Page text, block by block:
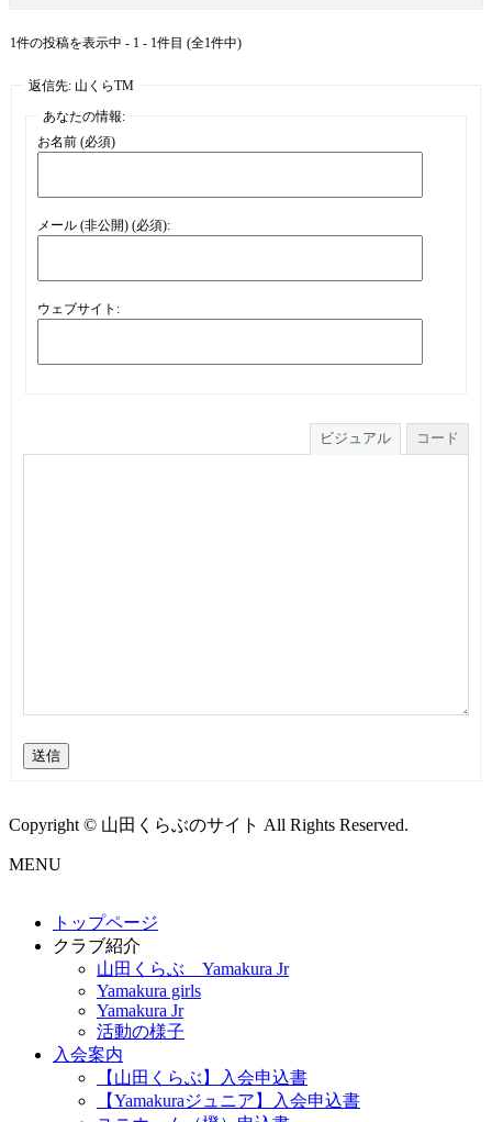
1件の投稿を表示中 - 1 - 1件目 (全1件中)
返信先: 山くらTM
あなたの情報:
お名前 (必須)
メール (非公開) (必須):
ウェブサイト:
ビジュアル コード
送信
Copyright © 山田くらぶのサイト All Rights Reserved.
MENU
トップページ
クラブ紹介
山田くらぶ Yamakura Jr
Yamakura girls
Yamakura Jr
活動の様子
入会案内
【山田くらぶ】入会申込書
【Yamakuraジュニア】入会申込書